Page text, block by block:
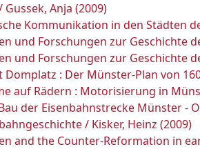
Gussek, Anja (2009)
Kommunikation in den Städten
und Forschungen zur Geschichte
und Forschungen zur Geschichte
Domplatz : Der Münster-Plan von
auf Rädern : Motorisierung in
der Eisenbahnstrecke Münster -
/ Kisker, Heinz (2009)
and the Counter-Reformation in